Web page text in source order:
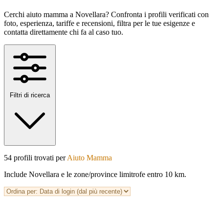
Cerchi aiuto mamma a Novellara? Confronta i profili verificati con
foto, esperienza, tariffe e recensioni, filtra per le tue esigenze e
contatta direttamente chi fa al caso tuo.
Filtri di ricerca
54 profili trovati perAiuto Mamma
Include Novellara e le zone/province limitrofe entro 10 km.